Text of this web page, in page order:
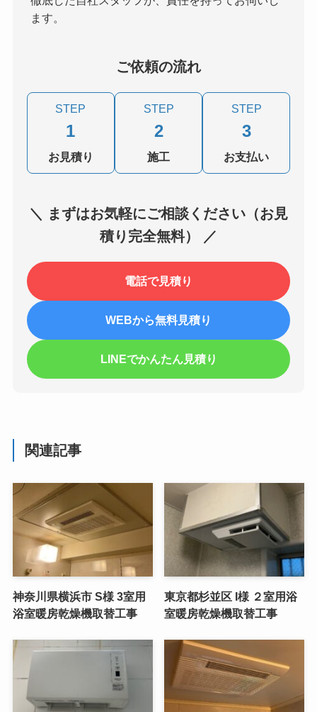
ます。
ご依頼の流れ
STEP
1
お見積り
STEP
2
施工
STEP
3
お支払い
＼ まずはお気軽にご相談ください（お見
積り完全無料） ／
電話で見積り
WEBから無料見積り
LINEでかんたん見積り
関連記事
神奈川県横浜市 S様 3室用
浴室暖房乾燥機取替工事
東京都杉並区 I様 ２室用浴
室暖房乾燥機取替工事